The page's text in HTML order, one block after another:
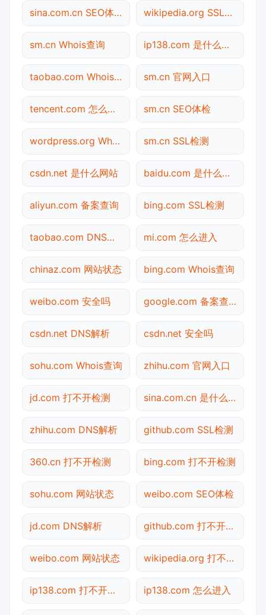
sina.com.cn SEO体检 wikipedia.org SSL检测
sm.cn Whois查询 ip138.com 是什么网站
taobao.com Whois查询 sm.cn 官网入口
tencent.com 怎么进入 sm.cn SEO体检
wordpress.org Whois查询 sm.cn SSL检测
csdn.net 是什么网站 baidu.com 是什么网站
aliyun.com 备案查询 bing.com SSL检测
taobao.com DNS解析 mi.com 怎么进入
chinaz.com 网站状态 bing.com Whois查询
weibo.com 安全吗 google.com 备案查询
csdn.net DNS解析 csdn.net 安全吗
sohu.com Whois查询 zhihu.com 官网入口
jd.com 打不开检测 sina.com.cn 是什么网站
zhihu.com DNS解析 github.com SSL检测
360.cn 打不开检测 bing.com 打不开检测
sohu.com 网站状态 weibo.com SEO体检
jd.com DNS解析 github.com 打不开检测
weibo.com 网站状态 wikipedia.org 打不开检测
ip138.com 打不开检测 ip138.com 怎么进入